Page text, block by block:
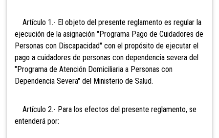
Artículo 1.- El objeto del presente reglamento es regular la
ejecución de la asignación "Programa Pago de Cuidadores de
Personas con Discapacidad" con el propósito de ejecutar el
pago a cuidadores de personas con dependencia severa del
"Programa de Atención Domiciliaria a Personas con
Dependencia Severa" del Ministerio de Salud.
Artículo 2.- Para los efectos del presente reglamento, se
entenderá por: